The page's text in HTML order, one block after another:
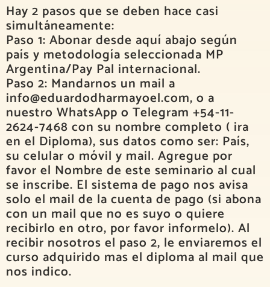
Hay 2 pasos que se deben hace casi
simultáneamente:
Paso 1: Abonar desde aquí abajo según
país y metodología seleccionada MP
Argentina/Pay Pal internacional.
Paso 2: Mandarnos un mail a
info@eduardodharmayoel.com, o a
nuestro WhatsApp o Telegram +54-11-
2624-7468 con su nombre completo ( ira
en el Diploma), sus datos como ser: País,
su celular o móvil y mail. Agregue por
favor el Nombre de este seminario al cual
se inscribe. El sistema de pago nos avisa
solo el mail de la cuenta de pago (si abona
con un mail que no es suyo o quiere
recibirlo en otro, por favor informelo). Al
recibir nosotros el paso 2, le enviaremos el
curso adquirido mas el diploma al mail que
nos indico.